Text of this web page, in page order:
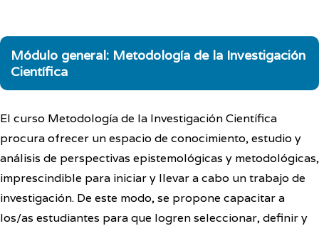
Módulo general: Metodología de la Investigación
Científica
El curso Metodología de la Investigación Científica
procura ofrecer un espacio de conocimiento, estudio y
análisis de perspectivas epistemológicas y metodológicas,
imprescindible para iniciar y llevar a cabo un trabajo de
investigación. De este modo, se propone capacitar a
los/as estudiantes para que logren seleccionar, definir y